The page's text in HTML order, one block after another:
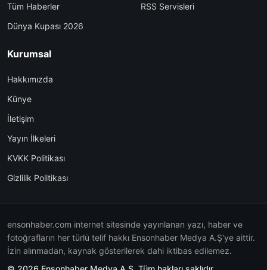
Tüm Haberler
Dünya Kupası 2026
RSS Servisleri
Kurumsal
Hakkımızda
Künye
İletişim
Yayın İlkeleri
KVKK Politikası
Gizlilik Politikası
ensonhaber.com internet sitesinde yayınlanan yazı, haber ve
fotoğrafların her türlü telif hakkı Ensonhaber Medya A.Ş'ye aittir.
İzin alınmadan, kaynak gösterilerek dahi iktibas edilemez.